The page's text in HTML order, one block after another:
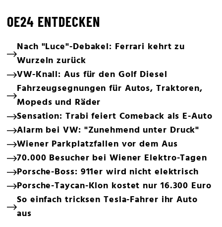
OE24 ENTDECKEN
Nach "Luce"-Debakel: Ferrari kehrt zu
Wurzeln zurück
VW-Knall: Aus für den Golf Diesel
Fahrzeugsegnungen für Autos, Traktoren,
Mopeds und Räder
Sensation: Trabi feiert Comeback als E-Auto
Alarm bei VW: "Zunehmend unter Druck"
Wiener Parkplatzfallen vor dem Aus
70.000 Besucher bei Wiener Elektro-Tagen
Porsche-Boss: 911er wird nicht elektrisch
Porsche-Taycan-Klon kostet nur 16.300 Euro
So einfach tricksen Tesla-Fahrer ihr Auto
aus